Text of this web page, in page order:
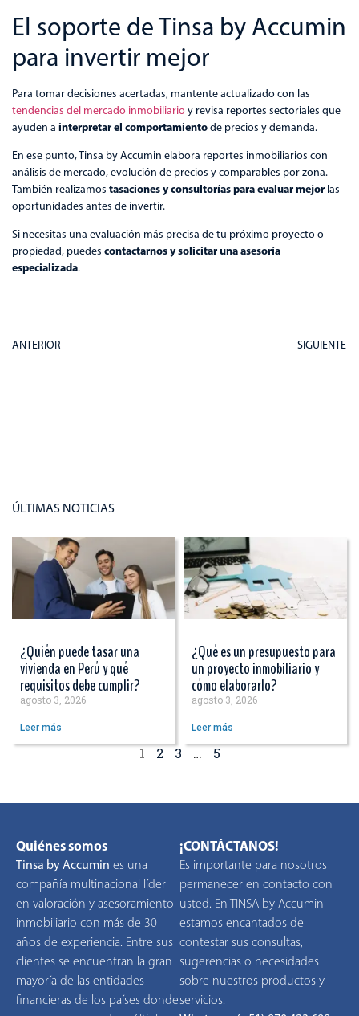
El soporte de Tinsa by Accumin
para invertir mejor
Para tomar decisiones acertadas, mantente actualizado con las
tendencias del mercado inmobiliario y revisa reportes sectoriales que
ayuden a interpretar el comportamientode precios y demanda.
En ese punto, Tinsa by Accumin elabora reportes inmobiliarios con
análisis de mercado, evolución de precios y comparables por zona.
También realizamos tasaciones y consultorías para evaluar mejor las
oportunidades antes de invertir.
Si necesitas una evaluación más precisa de tu próximo proyecto o
propiedad, puedes contactarnos y solicitar una asesoría
especializada.
ANTERIOR SIGUIENTE
ÚLTIMAS NOTICIAS
¿Quién puede tasar una
vivienda en Perú y qué
requisitos debe cumplir?
agosto 3, 2026
Leer más
¿Qué es un presupuesto para
un proyecto inmobiliario y
cómo elaborarlo?
agosto 3, 2026
Leer más
1 2 3 … 5
Quiénes somos
Tinsa by Accumin es una
compañía multinacional líder
en valoración y asesoramiento
inmobiliario con más de 30
años de experiencia. Entre sus
clientes se encuentran la gran
mayoría de las entidades
financieras de los países donde
¡CONTÁCTANOS!
Es importante para nosotros
permanecer en contacto con
usted. En TINSA by Accumin
estamos encantados de
contestar sus consultas,
sugerencias o necesidades
sobre nuestros productos y
servicios.